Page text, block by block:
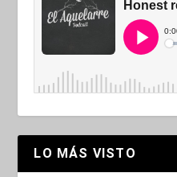
LO MÁS VISTO